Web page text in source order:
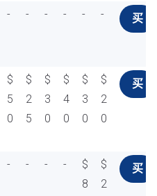
- - - - - - 买
$
5
0
$
2
5
$
3
0
$
4
0
$
3
0
$
2
0
买
- - - -
$
8
$
2
买